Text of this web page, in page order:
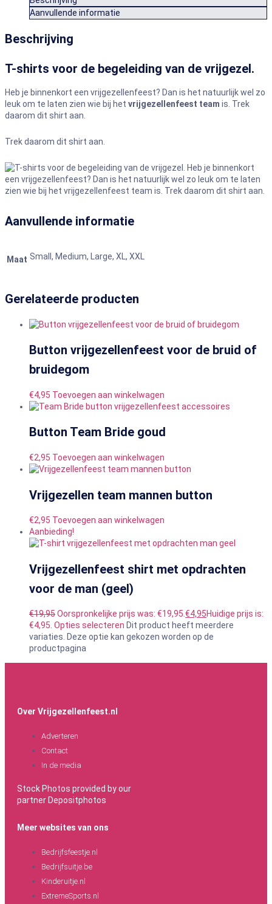
Aanvullende informatie
Beschrijving
T-shirts voor de begeleiding van de vrijgezel.
Heb je binnenkort een vrijgezellenfeest? Dan is het natuurlijk wel zo
leuk om te laten zien wie bij het vrijgezellenfeest team is. Trek
daarom dit shirt aan.
Trek daarom dit shirt aan.
Aanvullende informatie
Maat Small, Medium, Large, XL, XXL
Gerelateerde producten
Button vrijgezellenfeest voor de bruid of
bruidegom
€4,95 Toevoegen aan winkelwagen
Button Team Bride goud
€2,95 Toevoegen aan winkelwagen
Vrijgezellen team mannen button
€2,95 Toevoegen aan winkelwagen
Aanbieding!
Vrijgezellenfeest shirt met opdrachten
voor de man (geel)
€19,95Oorspronkelijke prijs was: €19,95.€4,95Huidige prijs is:
€4,95. Opties selecteren Dit product heeft meerdere
variaties. Deze optie kan gekozen worden op de
productpagina
Over Vrijgezellenfeest.nl
Adverteren
Contact
In de media
Stock Photos provided by our
partner Depositphotos
Meer websites van ons
Bedrijfsfeestje.nl
Bedrijfsuitje.be
Kinderuitje.nl
ExtremeSports.nl